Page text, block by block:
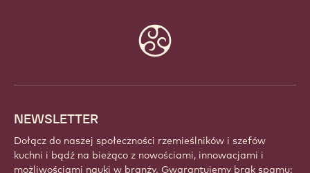
NEWSLETTER
Dołącz do naszej społeczności rzemieślników i szefów
kuchni i bądź na bieżąco z nowościami, innowacjami i
możliwościami nauki w branży. Gwarantujemy brak spamu: